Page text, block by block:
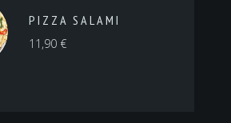
PIZZA SALAMI
11,90 €